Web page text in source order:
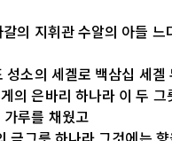
의 지휘관 수알의 아들 느
성소의 세겔로 백삼십 세겔
의 은바리 하나라 이 두 그
루를 채웠고